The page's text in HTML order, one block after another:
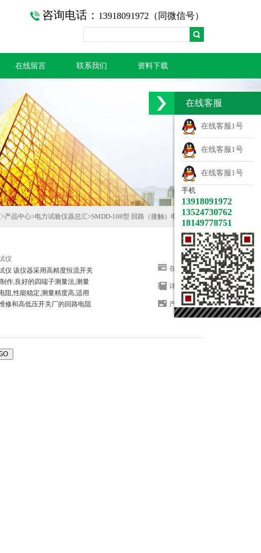
咨询电话： 13918091972（同微信号）
在线留言 联系我们 资料下载
>产品中心>电力试验仪器总汇>SMDD-108型 回路（接触）电阻测试仪
仪
仪 该仪器采用高精度恒流开关
作,良好的四端子测量法,测量
阻,性能稳定,测量精度高,适用
修和高低压开关厂的回路电阻
在线咨询
详细信息
产品结构
在线客服
在线客服1号
在线客服1号
在线客服1号
手机
13918091972
13524730762
18149778751